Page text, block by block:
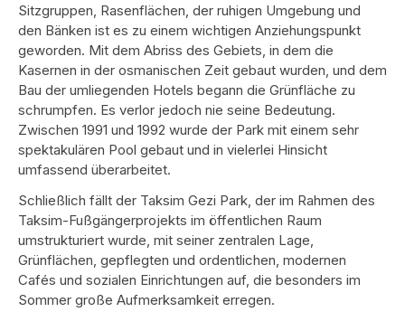
Sitzgruppen, Rasenflächen, der ruhigen Umgebung und
den Bänken ist es zu einem wichtigen Anziehungspunkt
geworden. Mit dem Abriss des Gebiets, in dem die
Kasernen in der osmanischen Zeit gebaut wurden, und dem
Bau der umliegenden Hotels begann die Grünfläche zu
schrumpfen. Es verlor jedoch nie seine Bedeutung.
Zwischen 1991 und 1992 wurde der Park mit einem sehr
spektakulären Pool gebaut und in vielerlei Hinsicht
umfassend überarbeitet.
Schließlich fällt der Taksim Gezi Park, der im Rahmen des
Taksim-Fußgängerprojekts im öffentlichen Raum
umstrukturiert wurde, mit seiner zentralen Lage,
Grünflächen, gepflegten und ordentlichen, modernen
Cafés und sozialen Einrichtungen auf, die besonders im
Sommer große Aufmerksamkeit erregen.